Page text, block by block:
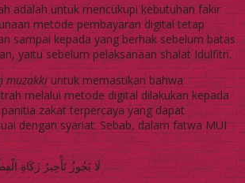
adalah untuk mencukupi kebutuhan fakir
metode pembayaran digital tetap
sampai kepada yang berhak sebelum batas
yaitu sebelum pelaksanaan shalat Idulfitri.
muzakkiuntuk memastikan bahwa
melalui metode digital dilakukan kepada
zakat terpercaya yang dapat
dengan syariat. Sebab, dalam fatwa MUI
لَا يَجُوزُ تَأْخِيرُ زَكَاةِ